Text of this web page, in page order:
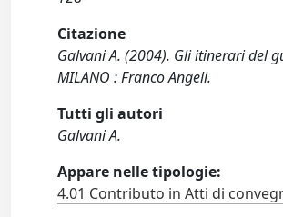
Citazione
Galvani A. (2004). Gli itinerari del
MILANO : Franco Angeli.
Tutti gli autori
Galvani A.
Appare nelle tipologie:
4.01 Contributo in Atti di